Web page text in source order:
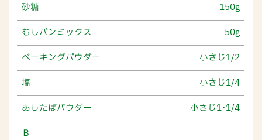
砂糖 150g
むしパンミックス 50g
ベーキングパウダー 小さじ1/2
塩 小さじ1/4
あしたばパウダー 小さじ1･1/4
Ｂ